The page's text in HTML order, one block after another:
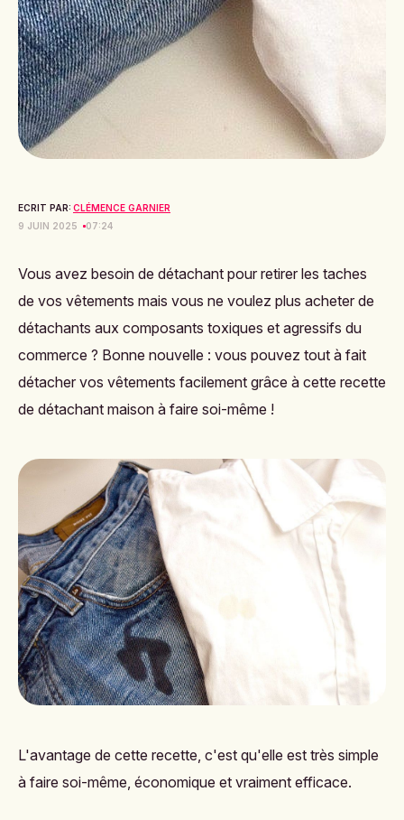
ECRIT PAR: CLÉMENCE GARNIER
9 JUIN 2025
07:24
Vous avez besoin de détachant pour retirer les taches
de vos vêtements mais vous ne voulez plus acheter de
détachants aux composants toxiques et agressifs du
commerce ? Bonne nouvelle : vous pouvez tout à fait
détacher vos vêtements facilement grâce à cette recette
de détachant maison à faire soi-même !
L'avantage de cette recette, c'est qu'elle est très simple
à faire soi-même, économique et vraiment efficace.